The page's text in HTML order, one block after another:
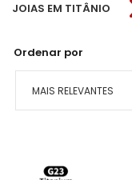
JOIAS EM TITÂNIO
Ordenar por
MAIS RELEVANTES
MENOR PREÇO